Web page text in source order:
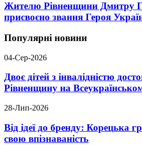
Жителю Рівненщини Дмитру
присвоєно звання Героя
Популярні новини
04-Сер-2026
Двоє дітей з інвалідністю
Рівненщину на
28-Лип-2026
Від ідеї до бренду: Корецька
свою впізнаваність